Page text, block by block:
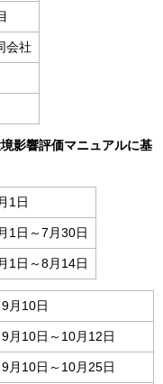
会社
影響評価マニュアルに基
1日
1日～7月30日
1日～8月14日
月10日
月10日～10月12日
月10日～10月25日